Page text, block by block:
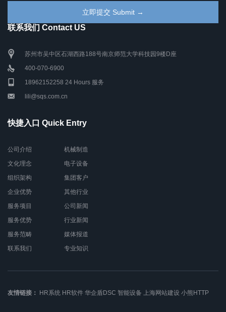
联系我们 Contact US
苏州市吴中区石湖西路188号南京师范大学科技园9楼D座
400-070-6900
18962152258 24 Hours 服务
lili@sqs.com.cn
快捷入口 Quick Entry
公司介绍
文化理念
组织架构
企业优势
服务项目
服务优势
服务范畴
联系我们
机械制造
电子设备
集团客户
其他行业
公司新闻
行业新闻
媒体报道
专业知识
友情链接： HR系统 HR软件 华企盾DSC 智能设备 上海网站建设 小熊HTTP